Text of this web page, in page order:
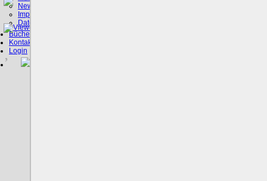
News
Impressum
Datenschutz
Bücher
Kontakt
Login